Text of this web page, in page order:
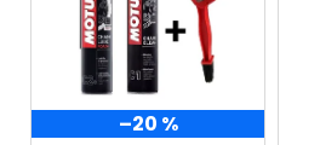
ů
p
r –20 %
CLEANER,
PROSTŘEDEK,
324